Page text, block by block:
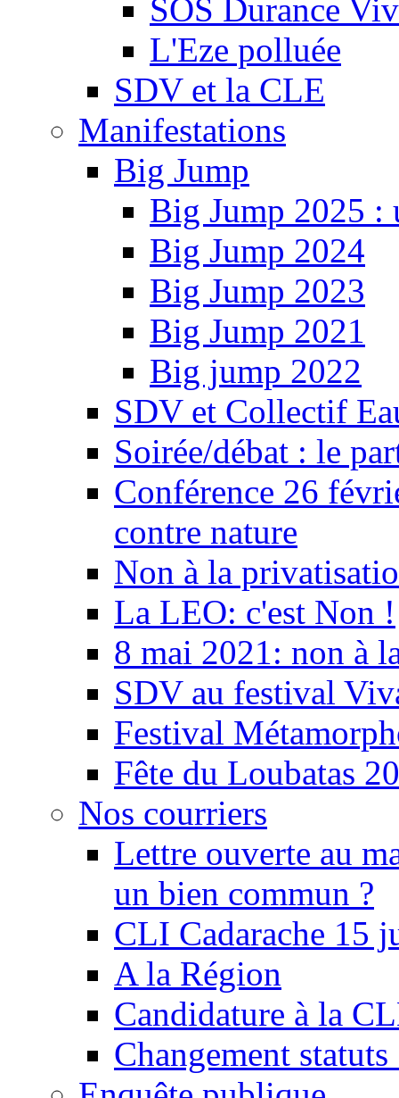
SOS Durance
L'Eze polluée
SDV et la CLE
Manifestations
Big Jump
Big Jump 2025 :
Big Jump 2024
Big Jump 2023
Big Jump 2021
Big jump 2022
SDV et Collectif
Soirée/débat : le
Conférence 26
contre nature
Non à la
La LEO: c'est Non !
8 mai 2021: non à
SDV au festival
Festival
Fête du Loubatas
Nos courriers
Lettre ouverte au
un bien commun ?
CLI Cadarache 15
A la Région
Candidature à la
Changement